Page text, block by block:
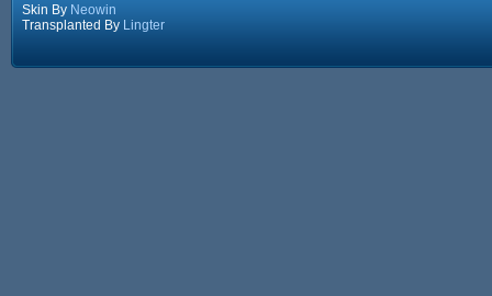
Skin By Neowin
Transplanted By Lingter